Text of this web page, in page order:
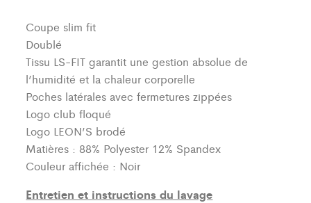
Coupe slim fit
Doublé
Tissu LS-FIT garantit une gestion absolue de
l’humidité et la chaleur corporelle
Poches latérales avec fermetures zippées
Logo club floqué
Logo LEON’S brodé
Matières : 88% Polyester 12% Spandex
Couleur affichée : Noir
Entretien et instructions du lavage